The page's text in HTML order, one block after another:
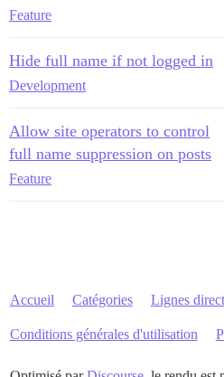
Feature
Hide full name if not logged in
Development
Allow site operators to control
full name suppression on posts
Feature
Accueil Catégories Lignes
Conditions générales d'utilisation